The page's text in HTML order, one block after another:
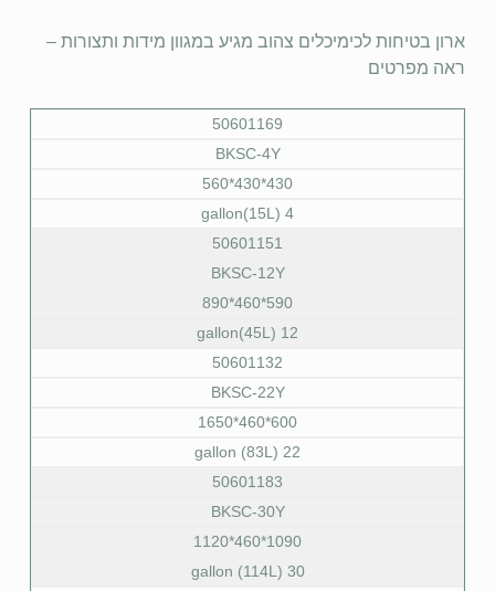
ארון בטיחות לכימיכלים צהוב מגיע במגוון מידות ותצורות –
ראה מפרטים
50601169
BKSC-4Y
430*430*560
4 gallon(15L)
50601151
BKSC-12Y
590*460*890
12 gallon(45L)
50601132
BKSC-22Y
600*460*1650
22 gallon (83L)
50601183
BKSC-30Y
1090*460*1120
30 gallon (114L)